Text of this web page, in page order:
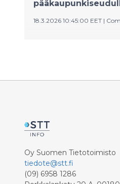
18.3.2026 10:45:00 EET |
heidän elämänsä
kokemus
vieraassa maassa.
Oy Suomen Tietotoimisto
tiedote@stt.fi
(09) 6958 1286